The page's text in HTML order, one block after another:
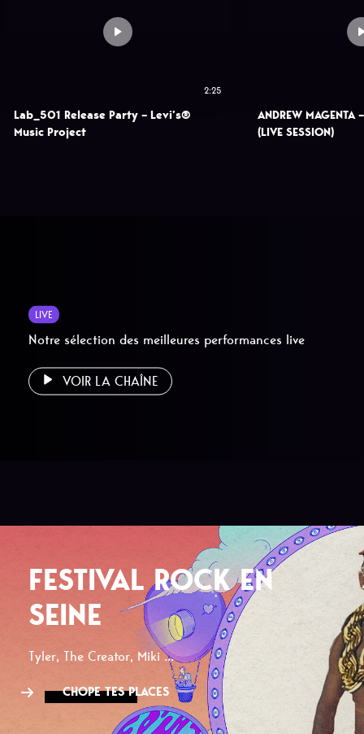
2:25
Lab_501 Release Party – Levi’s®
Music Project
ANDREW MAGENTA
(LIVE SESSION)
LIVE
Notre sélection des meilleures performances live
VOIR LA CHAÎNE
FESTIVAL ROCK EN
SEINE
Tyler, The Creator, Miki ...
CHOPE TES PLACES